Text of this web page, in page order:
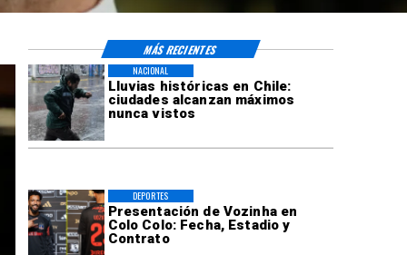
Lluvias históricas en Chile:
ciudades alcanzan máximos
nunca vistos
NACIONAL
Presentación de Vozinha en
Colo Colo: Fecha, Estadio y
Contrato
DEPORTES
MÁS RECIENTES